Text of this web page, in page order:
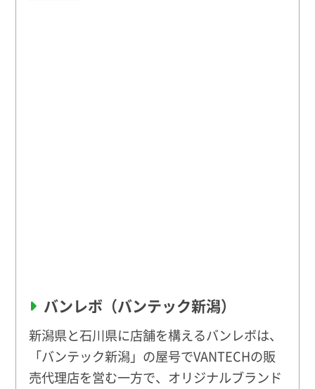
バンレボ（バンテック新潟）
新潟県と石川県に店舗を構えるバンレボは、
「バンテック新潟」の屋号でVANTECHの販
売代理店を営む一方で、オリジナルブランド